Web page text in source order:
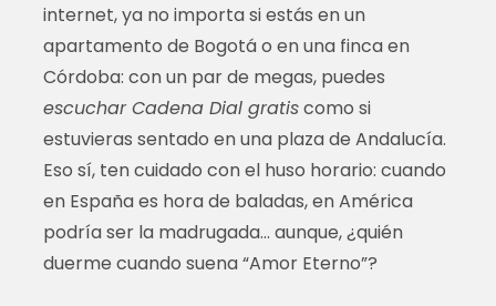
internet, ya no importa si estás en un
apartamento de Bogotá o en una finca en
Córdoba: con un par de megas, puedes
escuchar Cadena Dial gratiscomo si
estuvieras sentado en una plaza de Andalucía.
Eso sí, ten cuidado con el huso horario: cuando
en España es hora de baladas, en América
podría ser la madrugada… aunque, ¿quién
duerme cuando suena “Amor Eterno”?